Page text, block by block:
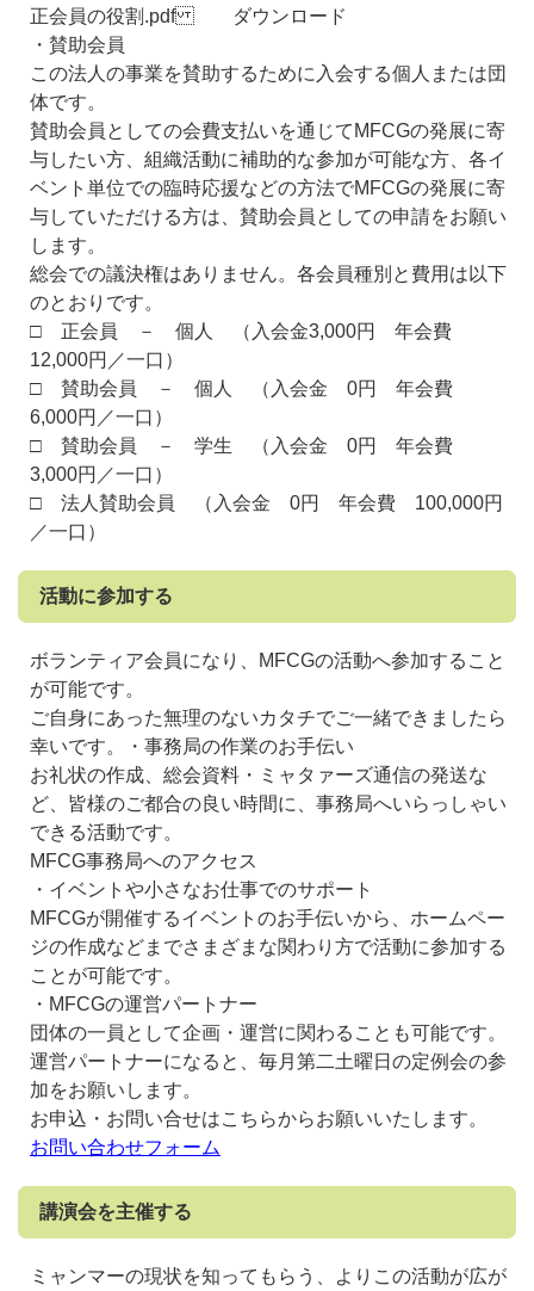
正会員の役割.pdf ダウンロード
・賛助会員
この法人の事業を賛助するために入会する個人または団
体です。
賛助会員としての会費支払いを通じてMFCGの発展に寄
与したい方、 組織活動に補助的な参加が可能な方、各イ
ベント単位での臨時応援などの方法でMFCGの発展に寄
与していただける方は、 賛助会員としての申請をお願い
します。
総会での議決権はありません。各会員種別と費用は以下
のとおりです。
□ 正会員 － 個人 （入会金3,000円 年会費
12,000円／一口）
□ 賛助会員 － 個人 （入会金 0円 年会費
6,000円／一口）
□ 賛助会員 － 学生 （入会金 0円 年会費
3,000円／一口）
□ 法人賛助会員 （入会金 0円 年会費 100,000円
／一口）
活動に参加する
ボランティア会員になり、MFCGの活動へ参加すること
が可能です。
ご自身にあった無理のないカタチでご一緒できましたら
幸いです。・事務局の作業のお手伝い
お礼状の作成、総会資料・ミャタァーズ通信の発送な
ど、皆様のご都合の良い時間に、事務局へいらっしゃい
できる活動です。
MFCG事務局へのアクセス
・イベントや小さなお仕事でのサポート
MFCGが開催するイベントのお手伝いから、ホームペー
ジの作成などまでさまざまな関わり方で活動に参加する
ことが可能です。
・MFCGの運営パートナー
団体の一員として企画・運営に関わることも可能です。
運営パートナーになると、毎月第二土曜日の定例会の参
加をお願いします。
お申込・お問い合せはこちらからお願いいたします。
お問い合わせフォーム
講演会を主催する
ミャンマーの現状を知ってもらう、よりこの活動が広が